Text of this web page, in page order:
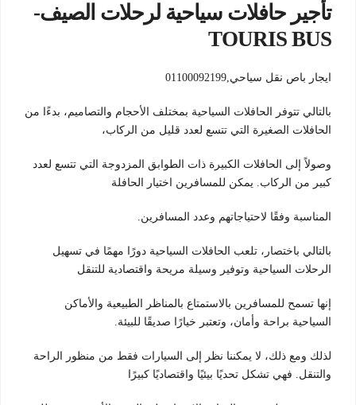
تأجير حافلات سياحية لرحلات الصيف-
TOURIS BUS
ايجار باص نقل سياحي,01100092199
بالتالي تتوفر الحافلات السياحية بمختلف الأحجام والتصاميم، بدءًا من
الحافلات الصغيرة التي تتسع لعدد قليل من الركاب،
وصولاً إلى الحافلات الكبيرة ذات الطوابق المزدوجة التي تتسع لعدد
كبير من الركاب. يمكن للمسافرين اختيار الحافلة
المناسبة وفقًا لاحتياجاتهم وعدد المسافرين.
بالتالي باختصار، تلعب الحافلات السياحية دورًا مهمًا في تسهيل
الرحلات السياحية وتوفير وسيلة مريحة واقتصادية للتنقل
إنها تسمح للمسافرين بالاستمتاع بالمناظر الطبيعية والأماكن
السياحية براحة وأمان، وتعتبر خيارًا صديقًا للبيئة.
لذلك ومع ذلك، لا يمكننا نظر إلى السيارات فقط من منظور الراحة
والتنقل. فهي تشكل تحديًا بيئيًا واقتصاديًا كبيرًا